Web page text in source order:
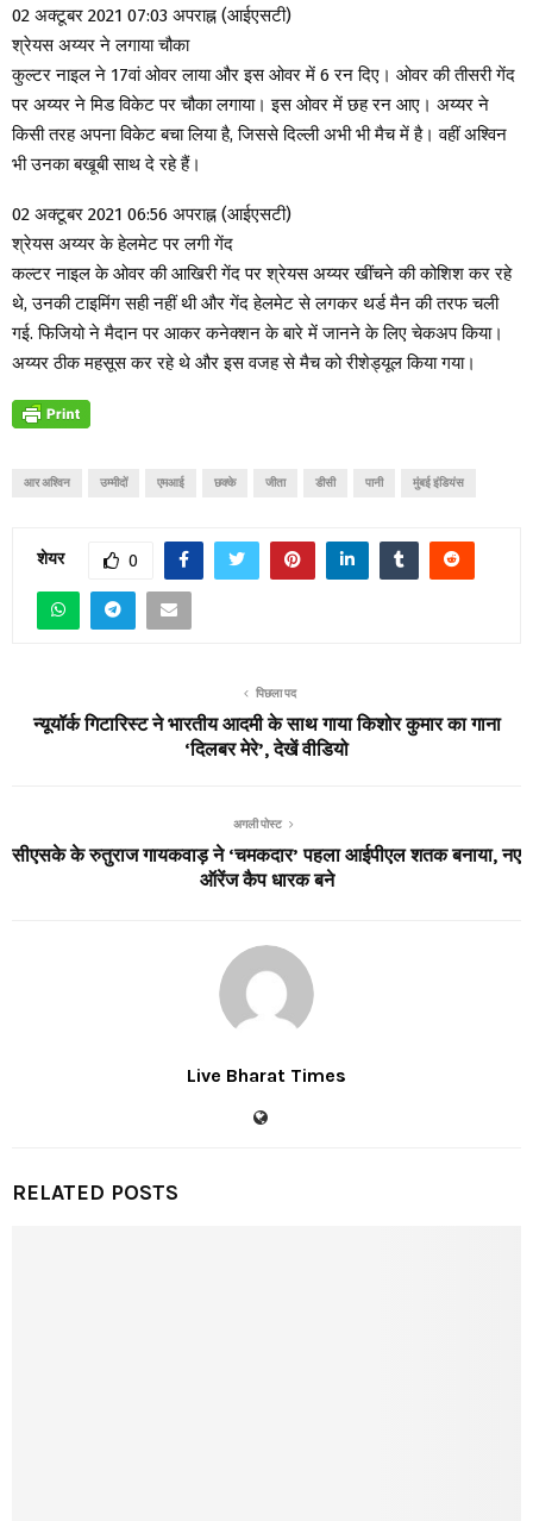
02 अक्टूबर 2021 07:03 अपराह्न (आईएसटी)
श्रेयस अय्यर ने लगाया चौका
कुल्टर नाइल ने 17वां ओवर लाया और इस ओवर में 6 रन दिए। ओवर की तीसरी गेंद
पर अय्यर ने मिड विकेट पर चौका लगाया। इस ओवर में छह रन आए। अय्यर ने
किसी तरह अपना विकेट बचा लिया है, जिससे दिल्ली अभी भी मैच में है। वहीं अश्विन
भी उनका बखूबी साथ दे रहे हैं।
02 अक्टूबर 2021 06:56 अपराह्न (आईएसटी)
श्रेयस अय्यर के हेलमेट पर लगी गेंद
कल्टर नाइल के ओवर की आखिरी गेंद पर श्रेयस अय्यर खींचने की कोशिश कर रहे
थे, उनकी टाइमिंग सही नहीं थी और गेंद हेलमेट से लगकर थर्ड मैन की तरफ चली
गई. फिजियो ने मैदान पर आकर कनेक्शन के बारे में जानने के लिए चेकअप किया।
अय्यर ठीक महसूस कर रहे थे और इस वजह से मैच को रीशेड्यूल किया गया।
आर अश्विन उम्मीदों एमआई छक्के जीता डीसी पानी मुंबई इंडियंस
शेयर 0
पिछला पद
न्यूयॉर्क गिटारिस्ट ने भारतीय आदमी के साथ गाया किशोर कुमार का गाना
‘दिलबर मेरे’, देखें वीडियो
अगली पोस्ट
सीएसके के रुतुराज गायकवाड़ ने ‘चमकदार’ पहला आईपीएल शतक बनाया, नए
ऑरेंज कैप धारक बने
Live Bharat Times
RELATED POSTS